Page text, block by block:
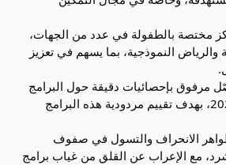
مختصة بالطفولة في عدد من الجهات،
والرياض النموذجية، بما يسهم في تعزيز
بإحصائيات دقيقة حول البرامج
الخاصة بالمرأة لسنة 2025، بهدف تقييم مردودية هذه البرامج
الانحراف والتسول في صفوف
مع الإعراب عن القلق من غياب برامج